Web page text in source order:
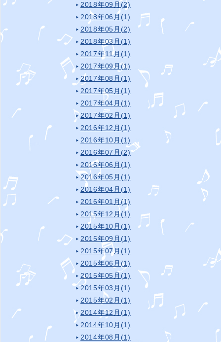
2018年09月(2)
2018年06月(1)
2018年05月(2)
2018年03月(1)
2017年11月(1)
2017年09月(1)
2017年08月(1)
2017年05月(1)
2017年04月(1)
2017年02月(1)
2016年12月(1)
2016年10月(1)
2016年07月(2)
2016年06月(1)
2016年05月(1)
2016年04月(1)
2016年01月(1)
2015年12月(1)
2015年10月(1)
2015年09月(1)
2015年07月(1)
2015年06月(1)
2015年05月(1)
2015年03月(1)
2015年02月(1)
2014年12月(1)
2014年10月(1)
2014年08月(1)